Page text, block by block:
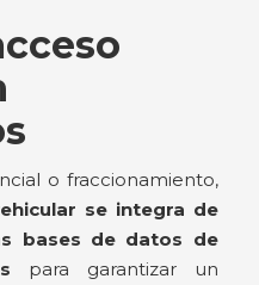
o fraccionamiento,
se integra de
bases de datos de
para garantizar un